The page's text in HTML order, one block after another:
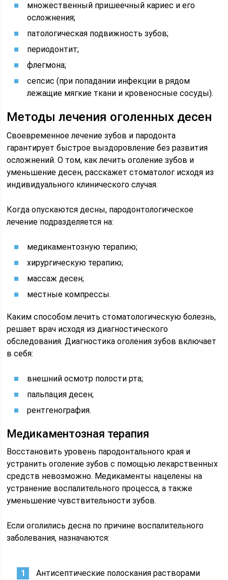
множественный пришеечный кариес и его
осложнения;
патологическая подвижность зубов;
периодонтит;
флегмона;
сепсис (при попадании инфекции в рядом
лежащие мягкие ткани и кровеносные сосуды).
Методы лечения оголенных десен
Своевременное лечение зубов и пародонта
гарантирует быстрое выздоровление без развития
осложнений. О том, как лечить оголение зубов и
уменьшение десен, расскажет стоматолог исходя из
индивидуального клинического случая.
Когда опускаются десны, пародонтологическое
лечение подразделяется на:
медикаментозную терапию;
хирургическую терапию;
массаж десен;
местные компрессы.
Каким способом лечить стоматологическую болезнь,
решает врач исходя из диагностического
обследования. Диагностика оголения зубов включает
в себя:
внешний осмотр полости рта;
пальпация десен;
рентгенография.
Медикаментозная терапия
Восстановить уровень пародонтального края и
устранить оголение зубов с помощью лекарственных
средств невозможно. Медикаменты нацелены на
устранение воспалительного процесса, а также
уменьшение чувствительности зубов.
Если оголились десна по причине воспалительного
заболевания, назначаются:
Антисептические полоскания растворами